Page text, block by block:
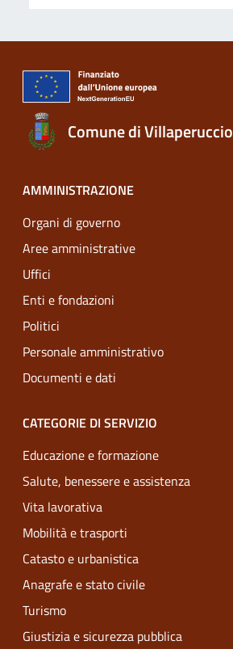
Comune di Villaperuccio
AMMINISTRAZIONE
Organi di governo
Aree amministrative
Uffici
Enti e fondazioni
Politici
Personale amministrativo
Documenti e dati
CATEGORIE DI SERVIZIO
Educazione e formazione
Salute, benessere e assistenza
Vita lavorativa
Mobilità e trasporti
Catasto e urbanistica
Anagrafe e stato civile
Turismo
Giustizia e sicurezza pubblica